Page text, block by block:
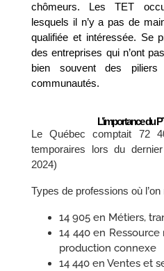
chômeurs. Les TET
lesquels il n’y a pas de
qualifiée et intéressée. Se
des entreprises qui n’ont
bien souvent des piliers
communautés.
L’importance du
Le Québec comptait 72
temporaires lors du
2024)
Types de professions où
14 905 en Métiers,
14 440 en
production connexe
14 440 en Ventes et